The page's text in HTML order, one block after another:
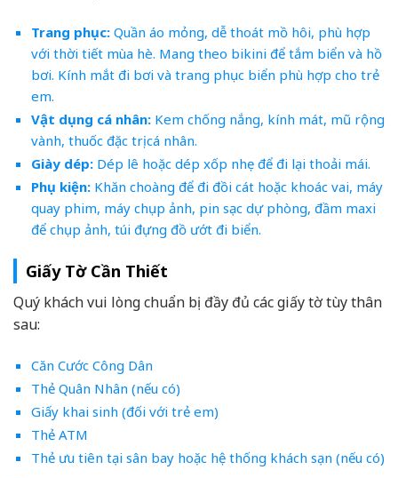
Trang phục:Quần áo mỏng, dễ thoát mồ hôi, phù hợp
với thời tiết mùa hè. Mang theo bikini để tắm biển và hồ
bơi. Kính mắt đi bơi và trang phục biển phù hợp cho trẻ
em.
Vật dụng cá nhân:Kem chống nắng, kính mát, mũ rộng
vành, thuốc đặc trị cá nhân.
Giày dép:Dép lê hoặc dép xốp nhẹ để đi lại thoải mái.
Phụ kiện:Khăn choàng để đi đồi cát hoặc khoác vai, máy
quay phim, máy chụp ảnh, pin sạc dự phòng, đầm maxi
để chụp ảnh, túi đựng đồ ướt đi biển.
Giấy Tờ Cần Thiết
Quý khách vui lòng chuẩn bị đầy đủ các giấy tờ tùy thân
sau:
Căn Cước Công Dân
Thẻ Quân Nhân (nếu có)
Giấy khai sinh (đối với trẻ em)
Thẻ ATM
Thẻ ưu tiên tại sân bay hoặc hệ thống khách sạn (nếu có)